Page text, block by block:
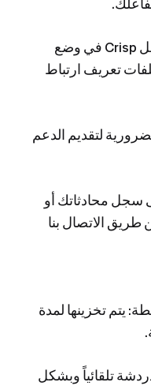
يعمل Crisp في وضع
تعريف ارتباط
لتقديم الدعم
سجل محادثاتك أو
الاتصال بنا
يتم تخزينها لمدة
تلقائياً وبشكل